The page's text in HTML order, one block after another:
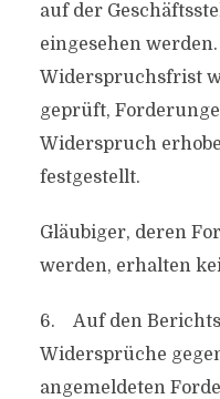
auf der
eingesehen
Widerspruchsfrist
geprüft,
Widerspruch
festgestellt.
Gläubiger, deren
werden, erhalten
6. Auf den
Widersprüche
angemeldeten